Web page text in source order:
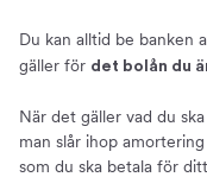
Du kan alltid be banken
gäller för det bolån du
När det gäller vad du
man slår ihop
som du ska betala för